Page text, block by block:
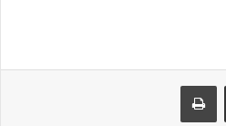
مشاركة عبر البريد طباعة